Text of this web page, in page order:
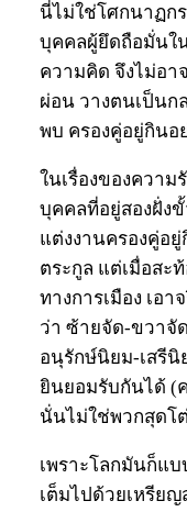
นี่ไม่ใช่โศกนาฏก
บุคคลผู้ยึดถือมั่นใ
ความคิด จึงไม่อ
ผ่อน วางตนเป็นก
พบ ครองคู่อยู่กิน
ในเรื่องของความ
บุคคลที่อยู่สองฝั่ง
แต่งงานครองคู่อ
ตระกูล แต่เมื่อสะ
ทางการเมือง เอ
ว่า ซ้ายจัด-ขวาจั
อนุรักษ์นิยม-เสรีนิ
ยินยอมรับกันได้ (
นั่นไม่ใช่พวกสุดโ
เพราะโลกมันก็แบ
เต็มไปด้วยเหรีย